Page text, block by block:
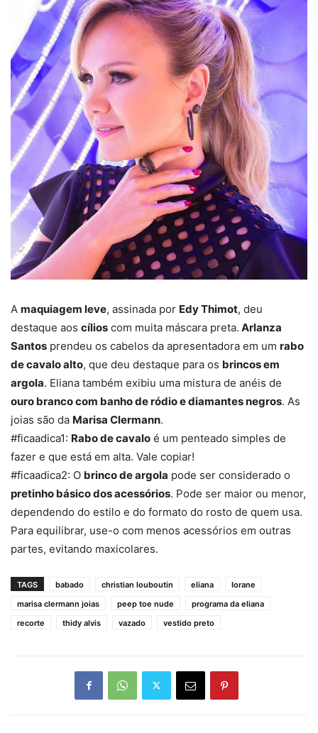
A maquiagem leve, assinada por Edy Thimot, deu
destaque aos cílios com muita máscara preta. Arlanza
Santos prendeu os cabelos da apresentadora em um rabo
de cavalo alto, que deu destaque para os brincos em
argola. Eliana também exibiu uma mistura de anéis de
ouro branco com banho de ródio e diamantes negros. As
joias são da Marisa Clermann.
#ficaadica1: Rabo de cavalo é um penteado simples de
fazer e que está em alta. Vale copiar!
#ficaadica2: O brinco de argola pode ser considerado o
pretinho básico dos acessórios. Pode ser maior ou menor,
dependendo do estilo e do formato do rosto de quem usa.
Para equilibrar, use-o com menos acessórios em outras
partes, evitando maxicolares.
TAGS babado christian louboutin eliana
Iorane
marisa clermann joias
peep toe nude
programa da eliana
recorte
thidy alvis vazado vestido preto